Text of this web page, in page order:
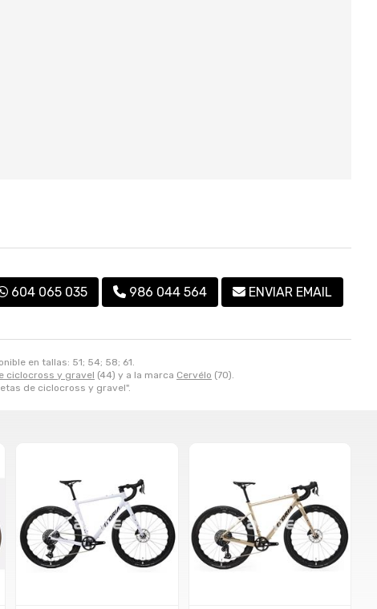
en tallas: 51; 54; 58; 61.
ciclocross y gravel (44) y a la marca Cervélo (70).
de ciclocross y gravel".
604 065 035 986 044 564 ENVIAR EMAIL